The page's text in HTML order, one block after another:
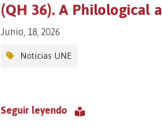
(QH 36). A Philological
Junio, 18, 2026
Noticias UNE
Seguir leyendo